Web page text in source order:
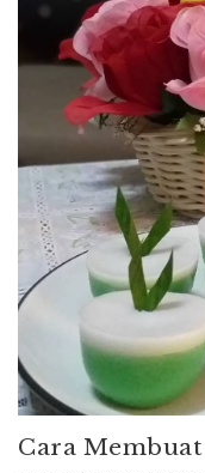
Cara